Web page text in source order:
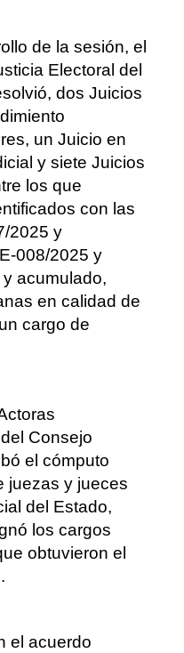
de la sesión, el
Electoral del
dos Juicios
un Juicio en
y siete Juicios
los que
con las
2025 y
008/2025 y
acumulado,
en calidad de
cargo de
Consejo
el cómputo
juezas y jueces
del Estado,
los cargos
obtuvieron el
el acuerdo